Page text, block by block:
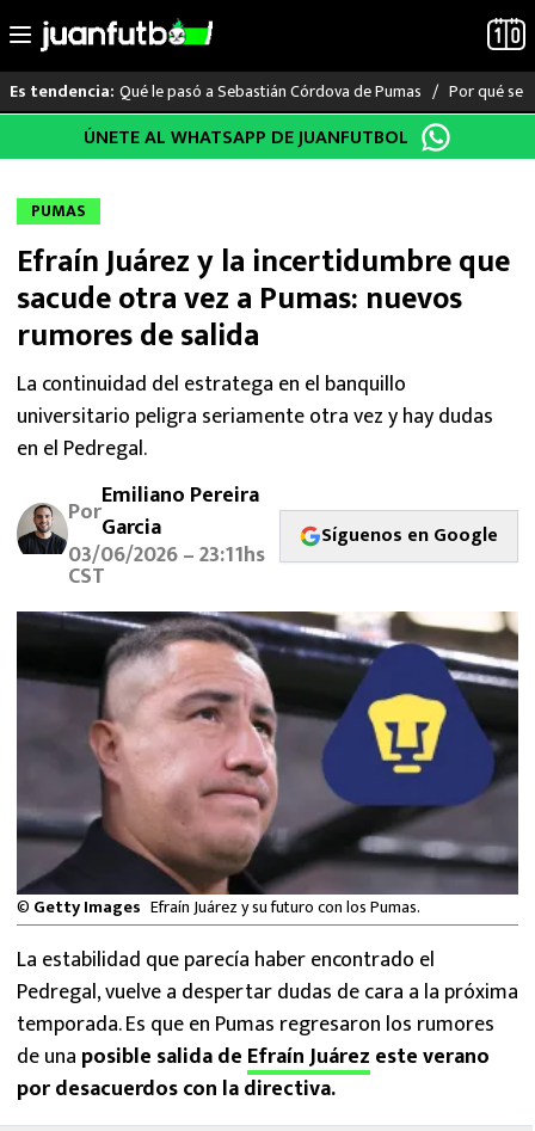
al
Es tendencia: Qué le pasó a Sebastián Córdova de Pumas Por qué se
LO ÚLTIMO
LIGA MX
RAYADOS
PUMAS
ATLANTE
SELECCIÓN MEXICANA
FUTBOL INTERNACIONAL
MEXICANOS EN EL EXTRANJERO
FUTBOL ESTUFA
FÓRMULA 1
ÚNETE AL WHATSAPP DE JUANFUTBOL
PUMAS
Efraín Juárez y la incertidumbre que
sacude otra vez a Pumas: nuevos
rumores de salida
La continuidad del estratega en el banquillo
universitario peligra seriamente otra vez y hay dudas
en el Pedregal.
PorEmiliano Pereira
Garcia
03/06/2026 – 23:11hs
CST
Síguenos en Google
© Getty Images Efraín Juárez y su futuro con los Pumas.
La estabilidad que parecía haber encontrado el
Pedregal, vuelve a despertar dudas de cara a la próxima
temporada. Es que en Pumas regresaron los rumores
de una posible salida de Efraín Juárez este verano
por desacuerdos con la directiva.